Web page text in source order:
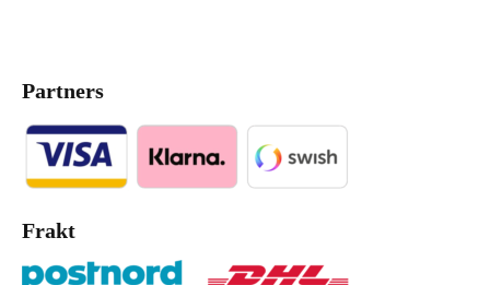
Partners
Frakt